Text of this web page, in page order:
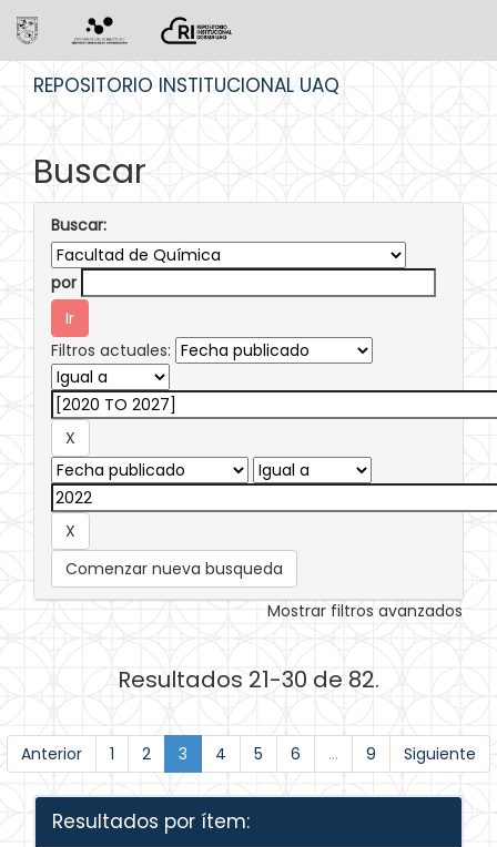
REPOSITORIO INSTITUCIONAL UAQ
Buscar
Buscar:
por
Filtros actuales:
Comenzar nueva busqueda
Mostrar filtros avanzados
Resultados 21-30 de 82.
Anterior 1 2 3 4 5 6 ... 9 Siguiente
Resultados por ítem: